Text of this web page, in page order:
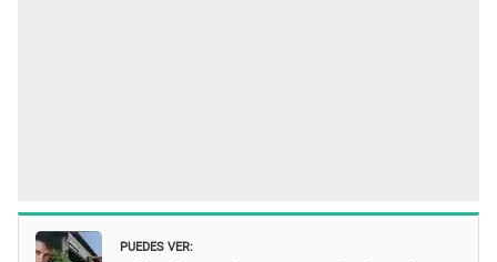
PUEDES VER: